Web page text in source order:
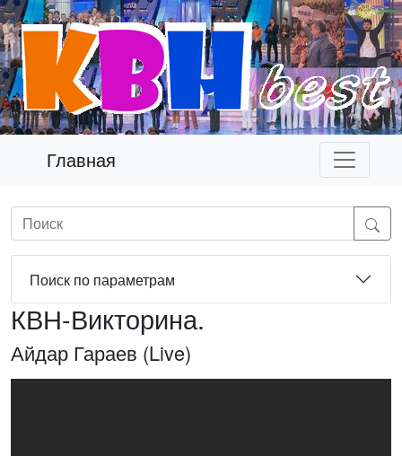
Главная
Поиск по параметрам
КВН-Викторина.
Айдар Гараев (Live)